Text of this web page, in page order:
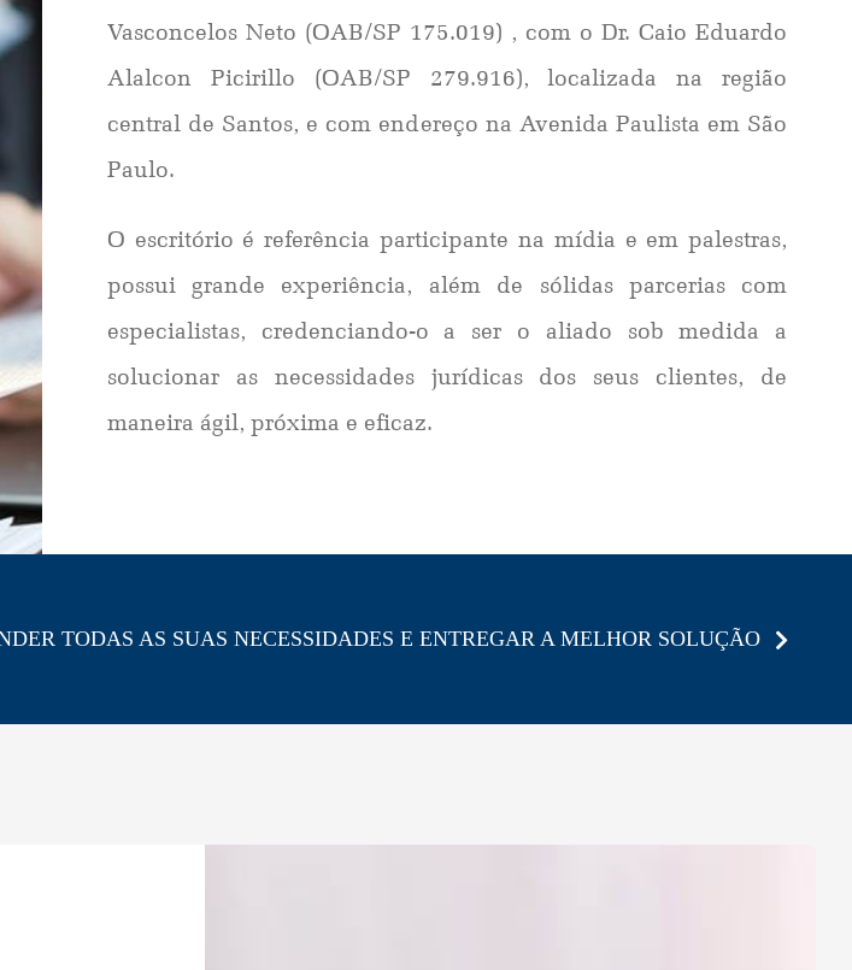
Vasconcelos Neto (OAB/SP 175.019) , com o Dr. Caio Eduardo
Alalcon Picirillo (OAB/SP 279.916), localizada na região
central de Santos, e com endereço na Avenida Paulista em São
Paulo.
O escritório é referência participante na mídia e em palestras,
possui grande experiência, além de sólidas parcerias com
especialistas, credenciando-o a ser o aliado sob medida a
solucionar as necessidades jurídicas dos seus clientes, de
maneira ágil, próxima e eficaz.
TODAS AS SUAS NECESSIDADES E ENTREGAR A MELHOR SOLUÇÃO